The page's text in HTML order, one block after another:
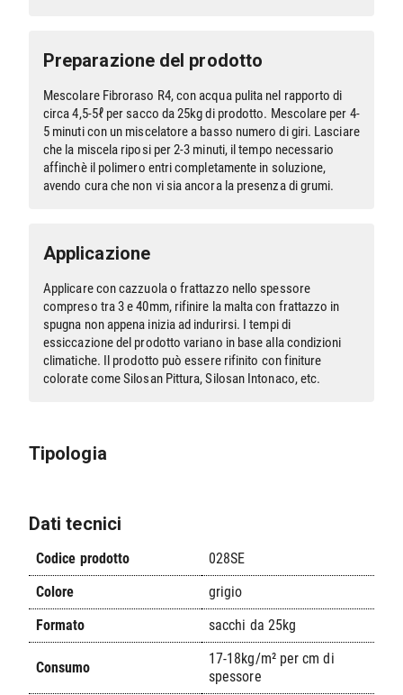
Tipologia
Preparazione del prodotto
Mescolare Fibroraso R4, con acqua pulita nel rapporto di
circa 4,5-5ℓ per sacco da 25kg di prodotto. Mescolare per 4-
5 minuti con un miscelatore a basso numero di giri. Lasciare
che la miscela riposi per 2-3 minuti, il tempo necessario
affinchè il polimero entri completamente in soluzione,
avendo cura che non vi sia ancora la presenza di grumi.
Applicazione
Applicare con cazzuola o frattazzo nello spessore
compreso tra 3 e 40mm, rifinire la malta con frattazzo in
spugna non appena inizia ad indurirsi. I tempi di
essiccazione del prodotto variano in base alla condizioni
climatiche. Il prodotto può essere rifinito con finiture
colorate come Silosan Pittura, Silosan Intonaco, etc.
Dati tecnici
Codice prodotto
028SE
Colore
grigio
Formato
sacchi da 25kg
Consumo
17-18kg/m² per cm di
spessore